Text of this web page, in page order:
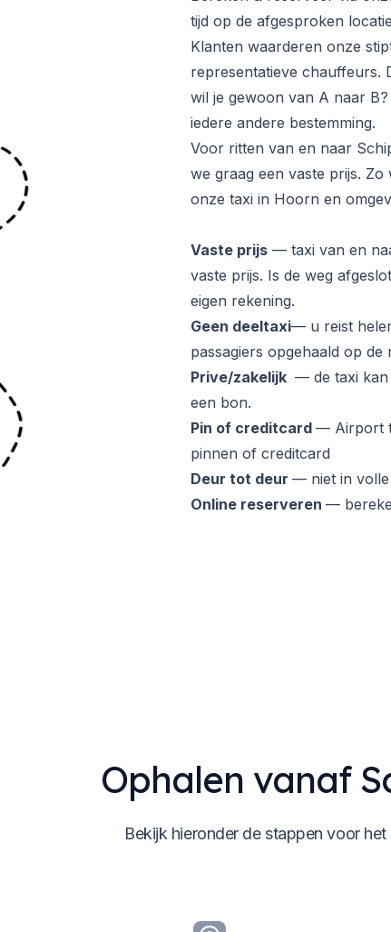
tijd op de afgesproken
Klanten waarderen onze
representatieve chauffeurs.
wil je gewoon van A naar
iedere andere bestemming.
Voor ritten van en naar
we graag een vaste prijs.
onze taxi in Hoorn en
Vaste prijs — taxi van en
vaste prijs. Is de weg
eigen rekening.
Geen deeltaxi— u reist
passagiers opgehaald op de
Prive/zakelijk — de taxi kan
een bon.
Pin of creditcard— Airport
pinnen of creditcard
Deur tot deur— niet in volle
Online reserveren—
Ophalen vanaf
Bekijk hieronder de stappen voor